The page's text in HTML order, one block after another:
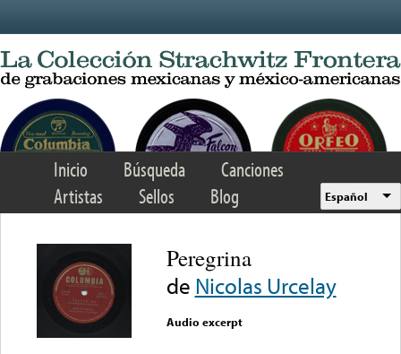
Inicio Búsqueda
Canciones
Artistas
Sellos Blog Español
Peregrina
de Nicolas Urcelay
Audio excerpt